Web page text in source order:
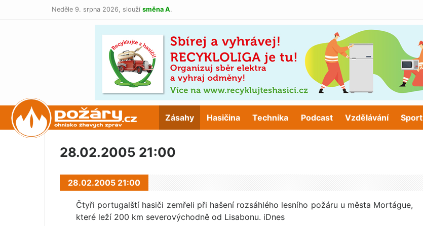
Neděle 9. srpna 2026, slouží směna A.
POŽÁRY.cz Zásahy Hasičina Technika Podcast Vzdělávání Sport
28.02.2005 21:00
28.02.2005 21:00
Čtyři portugalští hasiči zemřeli při hašení rozsáhlého lesního požáru u města Mortágue,
které leží 200 km severovýchodně od Lisabonu. iDnes